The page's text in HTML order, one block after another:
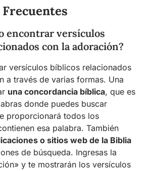
encontrar versículos
con la adoración?
versículos bíblicos relacionados
a través de varias formas. Una
una concordancia bíblica, que es
donde puedes buscar
proporcionará todos los
esa palabra. También
o sitios web de la Biblia
de búsqueda. Ingresas la
y te mostrarán los versículos